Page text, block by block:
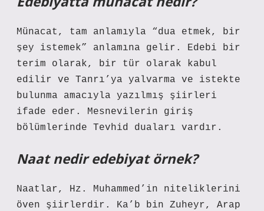
Münacat, tam anlamıyla “dua etmek, bir
şey istemek” anlamına gelir. Edebi bir
terim olarak, bir tür olarak kabul
edilir ve Tanrı’ya yalvarma ve istekte
bulunma amacıyla yazılmış şiirleri
ifade eder. Mesnevilerin giriş
bölümlerinde Tevhid duaları vardır.
Naat nedir edebiyat örnek?
Naatlar, Hz. Muhammed’in niteliklerini
öven şiirlerdir. Ka’b bin Zuheyr, Arap